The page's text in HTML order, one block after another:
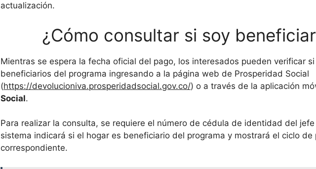
actualización.
¿Cómo consultar si soy
Mientras se espera la fecha oficial del pago, los interesados pueden verificar si
beneficiarios del programa ingresando a la página web de Prosperidad Social
(https://devolucioniva.prosperidadsocial.gov.co/) o a través de la aplicación
Social.
Para realizar la consulta, se requiere el número de cédula de identidad del jefe
sistema indicará si el hogar es beneficiario del programa y mostrará el ciclo de
correspondiente.